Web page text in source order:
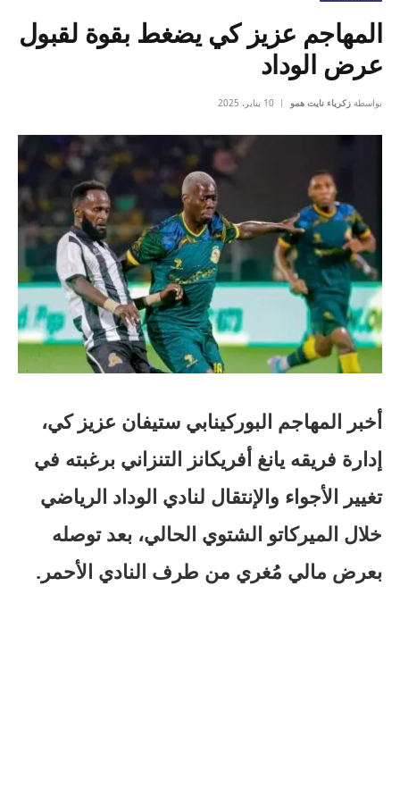
المهاجم عزيز كي يضغط بقوة لقبول
عرض الوداد
بواسطة زكرياء نايت همو 10 يناير، 2025
أخبر المهاجم البوركينابي ستيفان عزيز كي،
إدارة فريقه يانغ أفريكانز التنزاني برغبته في
تغيير الأجواء والإنتقال لنادي الوداد الرياضي
خلال الميركاتو الشتوي الحالي، بعد توصله
بعرض مالي مُغري من طرف النادي الأحمر.